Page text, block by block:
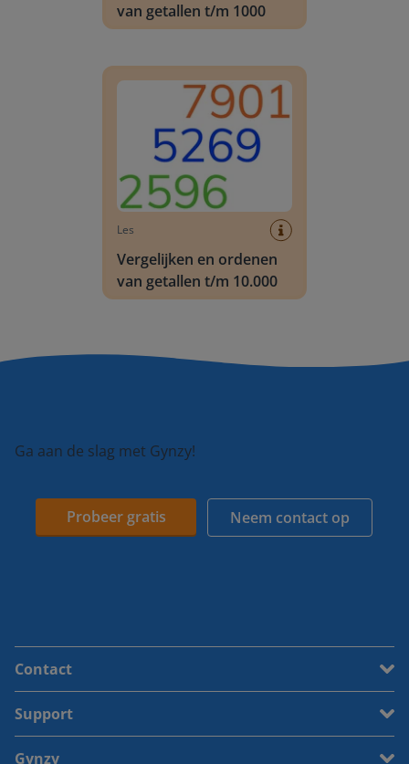
van getallen t/m 1000
Les
Vergelijken en ordenen
van getallen t/m 10.000
Ga aan de slag met Gynzy!
Probeer gratis Neem contact op
Contact
Support
Gynzy